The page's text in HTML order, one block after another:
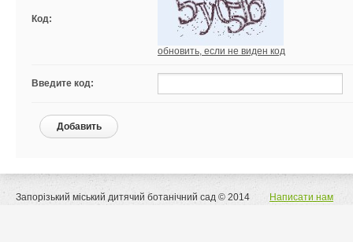
Код:
обновить, если не виден код
Введите код:
Добавить
Запорізький міський дитячий ботанічний сад © 2014 Написати нам